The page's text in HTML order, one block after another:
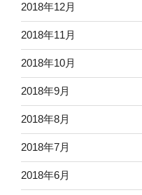
2018年12月
2018年11月
2018年10月
2018年9月
2018年8月
2018年7月
2018年6月